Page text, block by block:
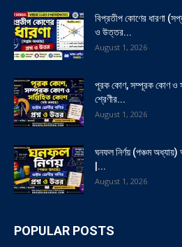
বিপ্রতীপ কোণের ধারণা
ও উত্তর...
August 1, 2026
পূরক কোণ, সম্পূরক কোণ ও
শ্রেণীর...
August 1, 2026
ঘনফল নির্ণয় (পঞ্চম
|...
August 1, 2026
POPULAR POSTS